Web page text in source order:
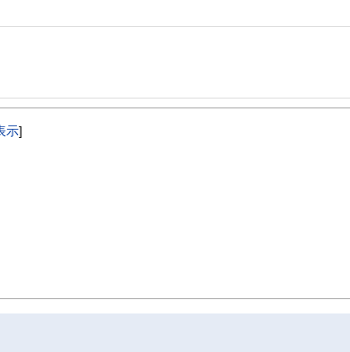
のような影響を与えるかという視点で、お金の知識がない方でも理解
ツを追求しています。
、宅地建物取引士、相続診断士、住宅ローンアドバイザー、DCプラン
コンサルタントなど150名以上の有資格者を執筆者・監修者として迎
ジュを目指します。
示]